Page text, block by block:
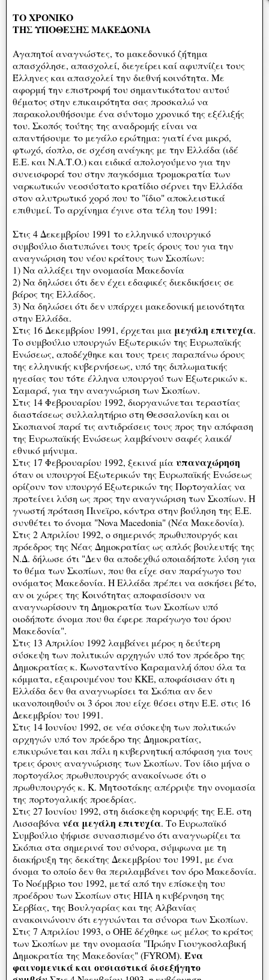
ΤΟ ΧΡΟΝΙΚΟ
ΤΗΣ ΥΠΟΘΕΣΗΣ ΜΑΚΕΔΟΝΙΑ
Αγαπητοί αναγνώστες, το μακεδονικό ζήτημα
απασχόλησε, απασχολεί, διεγείρει καί αφυπνίζει τους
Έλληνες και απασχολεί την διεθνή κοινότητα. Με
αφορμή την επιστροφή του σημαντικότατου αυτού
θέματος στην επικαιρότητα σας προσκαλώ να
παρακολουθήσουμε ένα σύντομο χρονικό της εξέλιξής
του. Σκοπός τούτης της αναδρομής είναι να
απαντήσουμε το μεγάλο ερώτημα: γιατί ένα μικρό,
φτωχό, άοπλο, σε σχέση ανάγκης με την Ελλάδα (ιδέ
Ε.Ε. και Ν.Α.Τ.Ο.) και ειδικά απολογούμενο για την
συνεισφορά του στην παγκόσμια τρομοκρατία των
ναρκωτικών νεοσύστατο κρατίδιο σέρνει την Ελλάδα
στον αλυτρωτικό χορό που το "ίδιο" αποκλειστικά
επιθυμεί. Το αρχίνημα έγινε στα τέλη του 1991:
Στις 4 Δεκεμβρίου 1991 το ελληνικό υπουργικό
συμβούλιο διατυπώνει τους τρείς όρους του για την
αναγνώριση του νέου κράτους των Σκοπίων:
1) Να αλλάξει την ονομασία Μακεδονία
2) Να δηλώσει ότι δεν έχει εδαφικές διεκδικήσεις σε
βάρος της Ελλάδος.
3) Να δηλώσει ότι δεν υπάρχει μακεδονική μειονότητα
στην Ελλάδα.
Στις 16 Δεκεμβρίου 1991, έρχεται μια μεγάλη επιτυχία.
Το συμβούλιο υπουργών Εξωτερικών της Ευρωπαϊκής
Ενώσεως, αποδέχθηκε και τους τρεις παραπάνω όρους
της ελληνικής κυβερνήσεως, υπό της διπλωματικής
ηγεσίας του τότε έλληνα υπουργού των Εξωτερικών κ.
Σαμαρά, για την αναγνώριση των Σκοπίων.
Στις 14 Φεβρουαρίου 1992, διοργανώνεται τεραστίας
διαστάσεως συλλαλητήριο στη Θεσσαλονίκη και οι
Σκοπιανοί παρά τις αντιδράσεις τους προς την απόφαση
της Ευρωπαϊκής Ενώσεως λαμβάνουν σαφές λαικό/
εθνικό μήνυμα.
Στις 17 Φεβρουαρίου 1992, ξεκινά μίαυπαναχώρηση
όταν οι υπουργοί Εξωτερικών της Ευρωπαϊκής Ενώσεως
ορίζουν τον υπουργό Εξωτερικών της Πορτογαλίας να
προτείνει λύση ως προς την αναγνώριση των Σκοπίων. Η
γνωστή πρόταση Πινεϊρο, κόντρα στην βούληση της Ε.Ε.
συνθέτει το όνομα "Νova Macedonia" (Νέα Μακεδονία).
Στις 2 Απριλίου 1992, ο σημερινός πρωθυπουργός και
πρόεδρος της Νέας Δημοκρατίας ως απλός βουλευτής της
Ν.Δ. δήλωσε ότι "Δεν θα αποδεχθώ οποιαδήποτε λύση για
το θέμα των Σκοπίων, που θα είχε σαν παράγωγο του
ονόματος Μακεδονία. Η Ελλάδα πρέπει να ασκήσει βέτο,
αν οι χώρες της Κοινότητας αποφασίσουν να
αναγνωρίσουν τη Δημοκρατία των Σκοπίων υπό
οιοδήποτε όνομα που θα έφερε παράγωγο του όρου
Μακεδονία".
Στις 13 Απριλίου 1992 λαμβάνει μέρος η δεύτερη
σύσκεψη των πολιτικών αρχηγών υπό τον πρόεδρο της
Δημοκρατίας κ. Κωνσταντίνο Καραμανλή όπου όλα τα
κόμματα, εξαιρουμένου του ΚΚΕ, αποφάσισαν ότι η
Ελλάδα δεν θα αναγνωρίσει τα Σκόπια αν δεν
ικανοποιηθούν οι 3 όροι που είχε θέσει στην Ε.Ε. στις 16
Δεκεμβρίου του 1991.
Στις 14 Ιουνίου 1992, σε νέα σύσκεψη των πολιτικών
αρχηγών υπό τον πρόεδρο της Δημοκρατίας,
επικυρώνεται και πάλι η κυβερνητική απόφαση για τους
τρεις όρους αναγνώρισης των Σκοπίων. Τον ίδιο μήνα ο
πορτογάλος πρωθυπουργός ανακοίνωσε ότι ο
πρωθυπουργός κ. Κ. Μητσοτάκης απέρριψε την ονομασία
της πορτογαλικής προεδρίας.
Στις 27 Ιουνίου 1992, στη διάσκεψη κορυφής της Ε.Ε. στη
Λισσαβόνανέα μεγάλη επιτυχία. Το Ευρωπαϊκό
Συμβούλιο ψήφισε συνασπισμένο ότι αναγνωρίζει τα
Σκόπια στα σημερινά του σύνορα, σύμφωνα με τη
διακήρυξη της δεκάτης Δεκεμβρίου του 1991, με ένα
όνομα το οποίο δεν θα περιλαμβάνει τον όρο Μακεδονία.
Το Νοέμβριο του 1992, μετά από την επίσκεψη του
προέδρου των Σκοπίων στις ΗΠΑ η κυβέρνηση της
Σερβίας, της Βουλγαρίας και της Αλβανίας
ανακοινώνουν ότι εγγυώνται τα σύνορα των Σκοπίων.
Στις 7 Απριλίου 1993, ο ΟΗΕ δέχθηκε ως μέλος το κράτος
των Σκοπίων με την ονομασία "Πρώην Γιουγκοσλαβική
Δημοκρατία της Μακεδονίας" (FYROM). Ένα
φαινομενικά και ουσιαστικά δισεξήγητο